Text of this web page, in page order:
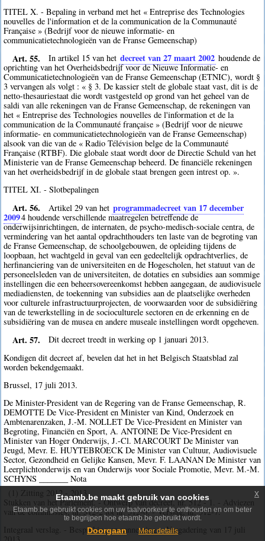
TITEL X. - Bepaling in verband met het « Entreprise des Technologies
nouvelles de l'information et de la communication de la Communauté
Française » (Bedrijf voor de nieuwe informatie- en
communicatietechnologieën van de Franse Gemeenschap)
Art. 55. In artikel 15 van het decreet van 27 maart 2002 houdende de
oprichting van het Overheidsbedrijf voor de Nieuwe Informatie- en
Communicatietechnologieën van de Franse Gemeenschap (ETNIC), wordt §
3 vervangen als volgt : « § 3. De kassier stelt de globale staat vast, dit is de
netto-thesauriestaat die wordt vastgesteld op grond van het geheel van de
saldi van alle rekeningen van de Franse Gemeenschap, de rekeningen van
het « Entreprise des Technologies nouvelles de l'information et de la
communication de la Communauté française » (Bedrijf voor de nieuwe
informatie- en communicatietechnologieën van de Franse Gemeenschap)
alsook van die van de « Radio Télévision belge de la Communauté
Française (RTBF). Die globale staat wordt door de Directie Schuld van het
Ministerie van de Franse Gemeenschap beheerd. De financiële rekeningen
van het overheidsbedrijf in de globale staat brengen geen intrest op. ».
TITEL XI. - Slotbepalingen
Art. 56. Artikel 29 van het programmadecreet van 17 december
20094 houdende verschillende maatregelen betreffende de
onderwijsinrichtingen, de internaten, de psycho-medisch-sociale centra, de
vermindering van het aantal opdrachthouders ten laste van de begroting van
de Franse Gemeenschap, de schoolgebouwen, de opleiding tijdens de
loopbaan, het wachtgeld in geval van een gedeeltelijk opdrachtverlies, de
herfinanciering van de universiteiten en de Hogescholen, het statuut van de
personeelsleden van de universiteiten, de dotaties en subsidies aan sommige
instellingen die een beheersovereenkomst hebben aangegaan, de audiovisuele
mediadiensten, de toekenning van subsidies aan de plaatselijke overheden
voor culturele infrastructuurprojecten, de voorwaarden voor de subsidiëring
van de tewerkstelling in de socioculturele sectoren en de erkenning en de
subsidiëring van de musea en andere museale instellingen wordt opgeheven.
Art. 57.
Dit decreet treedt in werking op 1 januari 2013.
Kondigen dit decreet af, bevelen dat het in het Belgisch Staatsblad zal
worden bekendgemaakt.
Brussel, 17 juli 2013.
De Minister-President van de Regering van de Franse Gemeenschap, R.
DEMOTTE De Vice-President en Minister van Kind, Onderzoek en
Ambtenarenzaken, J.-M. NOLLET De Vice-President en Minister van
Begroting, Financiën en Sport, A. ANTOINE De Vice-President en
Minister van Hoger Onderwijs, J.-Cl. MARCOURT De Minister van
Jeugd, Mevr. E. HUYTEBROECK De Minister van Cultuur, Audiovisuele
Sector, Gezondheid en Gelijke Kansen, Mevr. F. LAANAN De Minister van
Leerplichtonderwijs en van Onderwijs voor Sociale Promotie, Mevr. M.-M.
SCHYNS _______ Nota
(1) Zitting 2012 - 2013.
Stukken van het Parlement. - Ontwerp van decreet, nr. 512 - 1. - Adviezen
van de commissies, nr. 512-2 tot nr. 512-6. - Verslag, nr. 512-7.
Integraal verslag. - Bespreking en aanneming. - Vergadering van 17 juli
Etaamb.be maakt gebruik van cookies
Etaamb.be gebruikt cookies om uw taalvoorkeur te onthouden en om beter
te begrijpen hoe etaamb.be gebruikt wordt.
Doorgaan Meer details
x